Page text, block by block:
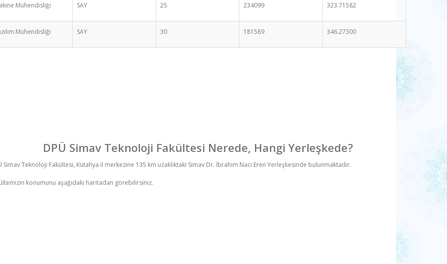
Mühendisliği SAY 25 234099 323.71582
Mühendisliği SAY 30 181589 346.27300
DPÜ Simav Teknoloji Fakültesi Nerede, Hangi Yerleşkede?
Simav Teknoloji Fakültesi, Kütahya il merkezine 135 km uzaklıktaki Simav Dr. İbrahim Naci Eren Yerleşkesinde bulunmaktadır.
konumunu aşağıdaki haritadan görebilirsiniz.